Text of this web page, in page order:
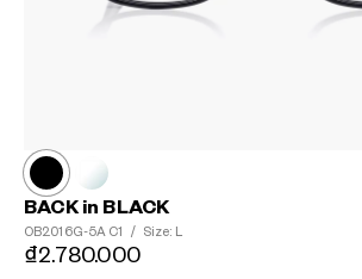
BACK in BLACK
OB2016G-5A C1 / Size: L
₫2.780.000